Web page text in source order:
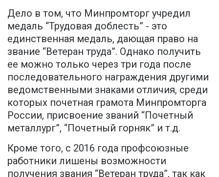
Дело в том, что Минпромторг учредил
медаль “Трудовая доблесть” - это
единственная медаль, дающая право на
звание “Ветеран труда”. Однако получить
ее можно только через три года после
последовательного награждения другими
ведомственными знаками отличия, среди
которых почетная грамота Минпромторга
России, присвоение званий “Почетный
металлург”, “Почетный горняк” и т.д.
Кроме того, с 2016 года профсоюзные
работники лишены возможности
получения звания “Ветеран труда”, так как